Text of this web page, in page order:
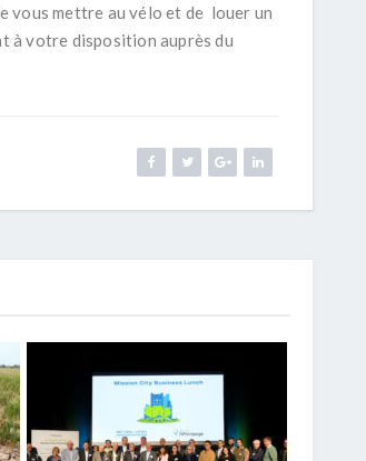
vous mettre au vélo et de louer un
à votre disposition auprès du